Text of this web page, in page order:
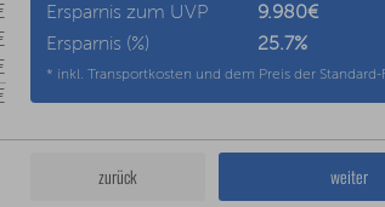
Ersparnis zum UVP
9.980€
Ersparnis (%)
25.7%
* inkl. Transportkosten und dem Preis der Standard-
zurück weiter